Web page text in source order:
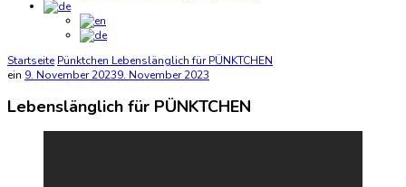
Startseite Pünktchen Lebenslänglich für PÜNKTCHEN
ein 9. November 20239. November 2023
Lebenslänglich für PÜNKTCHEN